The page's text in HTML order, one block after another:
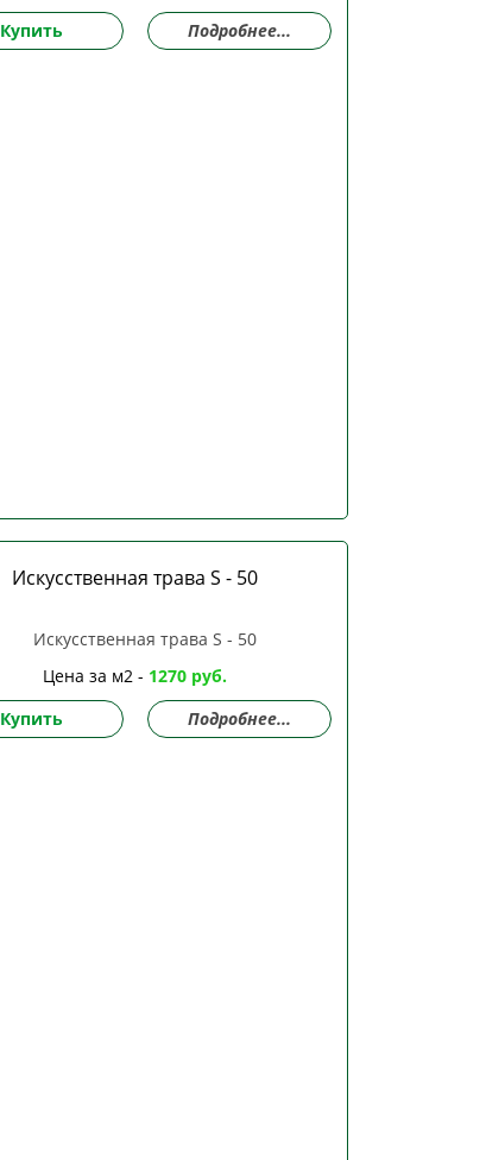
Купить
Подробнее...
Искусственная трава S - 50
Цена за м2 - 1270 руб.
Купить
Подробнее...